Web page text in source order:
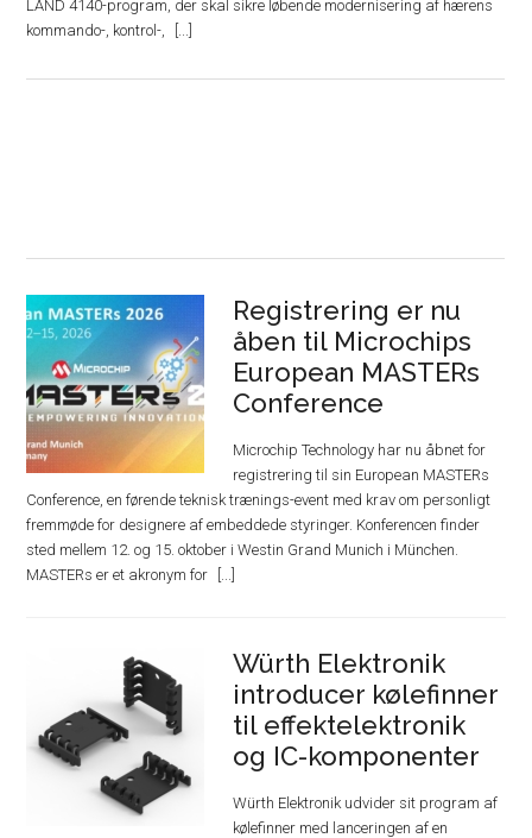
LAND 4140-program, der skal sikre løbende modernisering af hærens
kommando-, kontrol-,
Registrering er nu
åben til Microchips
European MASTERs
Conference
Microchip Technology har nu åbnet for
registrering til sin European MASTERs
Conference, en førende teknisk trænings-event med krav om personligt
fremmøde for designere af embeddede styringer. Konferencen finder
sted mellem 12. og 15. oktober i Westin Grand Munich i München.
MASTERs er et akronym for
Würth Elektronik
introducer kølefinner
til effektelektronik
og IC-komponenter
Würth Elektronik udvider sit program af
kølefinner med lanceringen af en